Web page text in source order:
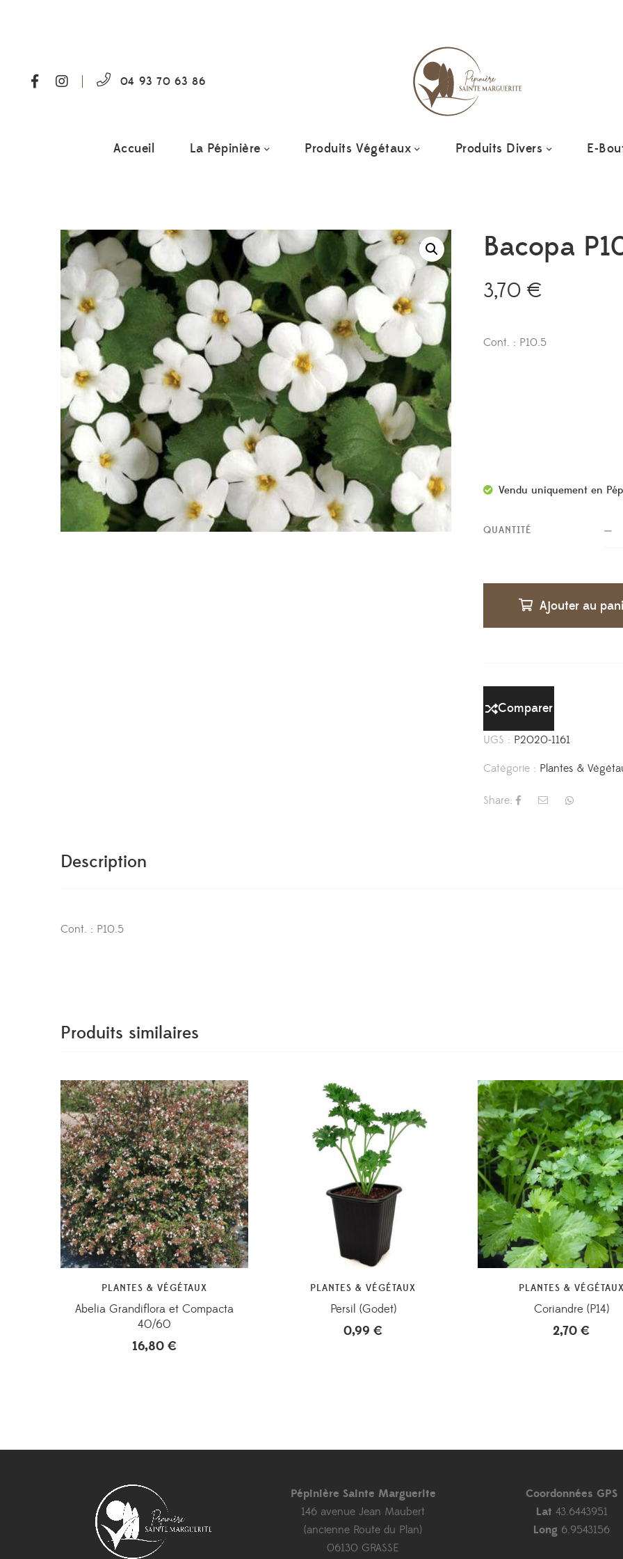
04 93 70 63 86
Accueil La Pépinière Produits Végétaux Produits Divers E-
Bacopa
3,70€
Cont. : P10.5
Vendu uniquement en
QUANTITÉ
Ajouter au
Comparer
UGS : P2020-1161
Catégorie : Plantes &
Share:
Description
Cont. : P10.5
Produits similaires
PLANTES & VÉGÉTAUX
Abelia Grandiflora et Compacta
40/60
16,80 €
PLANTES & VÉGÉTAUX
Persil (Godet)
0,99 €
PLANTES &
Coriandre (P14)
2,70 €
Pépinière Sainte Marguerite
146 avenue Jean Maubert
(ancienne Route du Plan)
06130 GRASSE
Coordonnées GPS
Lat 43.6443951
Long 6.9543156